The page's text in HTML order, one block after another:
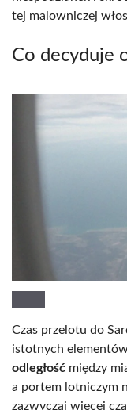
tej malowniczej
Co decyduje
Czas przelotu do
istotnych
odległość między
a portem lotniczym
zazwyczaj więcej